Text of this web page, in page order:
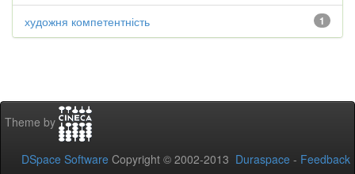
1
художня компетентність
Theme by
DSpace Software Copyright © 2002-2013 Duraspace - Feedback